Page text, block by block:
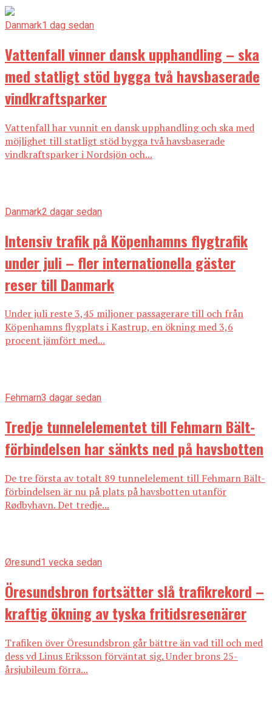
Danmark1 dag sedan
Vattenfall vinner dansk upphandling – ska
med statligt stöd bygga två havsbaserade
vindkraftsparker
Vattenfall har vunnit en dansk upphandling och ska med
möjlighet till statligt stöd bygga två havsbaserade
vindkraftsparker i Nordsjön och...
Danmark2 dagar sedan
Intensiv trafik på Köpenhamns flygtrafik
under juli – fler internationella gäster
reser till Danmark
Under juli reste 3,45 miljoner passagerare till och från
Köpenhamns flygplats i Kastrup, en ökning med 3,6
procent jämfört med...
Fehmarn3 dagar sedan
Tredje tunnelelementet till Fehmarn Bält-
förbindelsen har sänkts ned på havsbotten
De tre första av totalt 89 tunnelelement till Fehmarn Bält-
förbindelsen är nu på plats på havsbotten utanför
Rødbyhavn. Det tredje...
Øresund1 vecka sedan
Öresundsbron fortsätter slå trafikrekord –
kraftig ökning av tyska fritidsresenärer
Trafiken över Öresundsbron går bättre än vad till och med
dess vd Linus Eriksson förväntat sig. Under brons 25-
årsjubileum förra...